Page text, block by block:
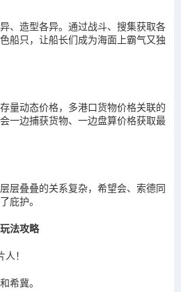
、造型各异。通过战斗、搜集获取各
船只，让船长们成为海面上霸气又独
量动态价格，多港口货物价格关联的
一边捕获货物、一边盘算价格获取最
层叠叠的关系复杂，希望会、索德同
庇护。
法攻略
！
希冀。